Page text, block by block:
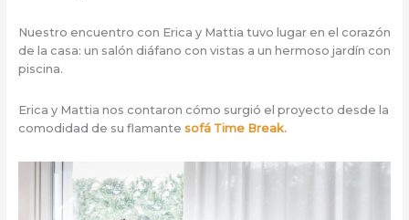
Nuestro encuentro con Erica y Mattia tuvo lugar en el corazón
de la casa: un salón diáfano con vistas a un hermoso jardín con
piscina.
Erica y Mattia nos contaron cómo surgió el proyecto desde la
comodidad de su flamante sofá Time Break.